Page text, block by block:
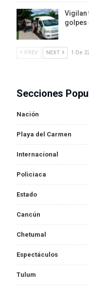
Vigilan
golpes
PREV NEXT 1 De
Secciones
Nación
Playa del Carmen
Internacional
Policiaca
Estado
Cancún
Chetumal
Espectáculos
Tulum